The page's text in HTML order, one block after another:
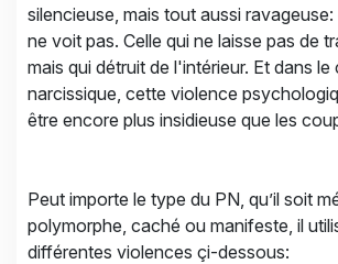
silencieuse, mais tout aussi
ne voit pas. Celle qui ne laisse pas de
mais qui détruit de l'intérieur. Et dans le
narcissique, cette violence
être encore plus insidieuse que les
Peut importe le type du PN, qu’il soit
polymorphe, caché ou manifeste, il
différentes violences çi-dessous: